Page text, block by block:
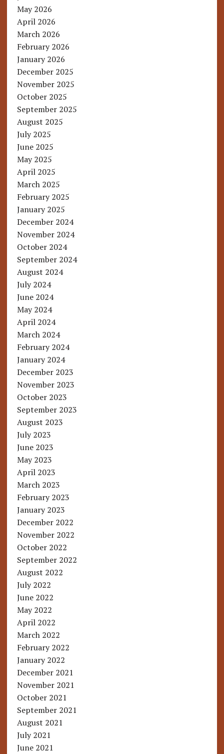
May 2026
April 2026
March 2026
February 2026
January 2026
December 2025
November 2025
October 2025
September 2025
August 2025
July 2025
June 2025
May 2025
April 2025
March 2025
February 2025
January 2025
December 2024
November 2024
October 2024
September 2024
August 2024
July 2024
June 2024
May 2024
April 2024
March 2024
February 2024
January 2024
December 2023
November 2023
October 2023
September 2023
August 2023
July 2023
June 2023
May 2023
April 2023
March 2023
February 2023
January 2023
December 2022
November 2022
October 2022
September 2022
August 2022
July 2022
June 2022
May 2022
April 2022
March 2022
February 2022
January 2022
December 2021
November 2021
October 2021
September 2021
August 2021
July 2021
June 2021